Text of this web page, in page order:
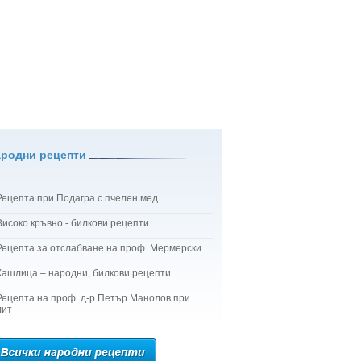
рецепти
при Подагра с пчелен мед
кръвно - билкови рецепти
за отслабване на проф. Мермерски
– народни, билкови рецепти
на проф. д-р Петър Манолов при